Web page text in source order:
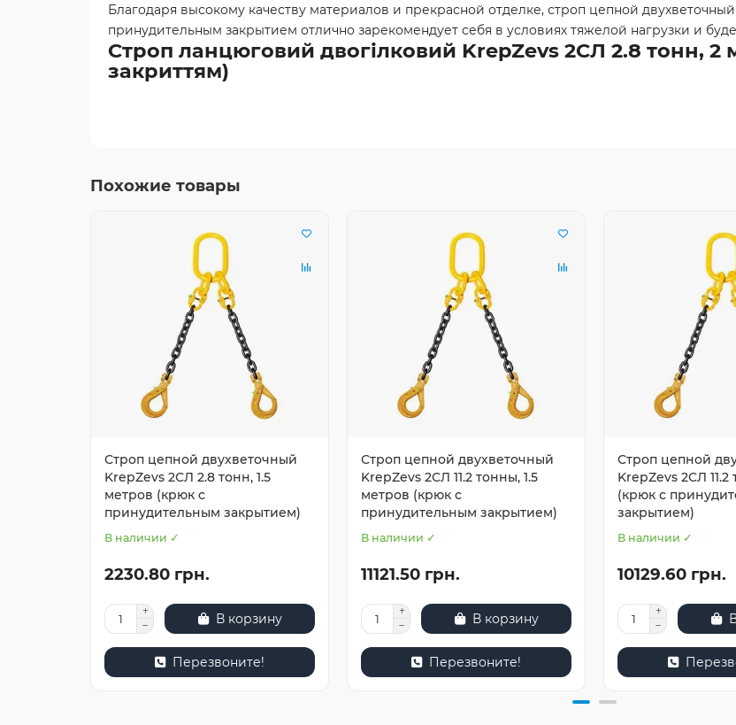
Благодаря высокому качеству материалов и прекрасной отделке, строп цепной
принудительным закрытием отлично зарекомендует себя в условиях тяжелой нагрузки и
Строп ланцюговий двогілковий KrepZevs 2СЛ 2.8 тонн, 2
закриттям)
Похожие товары
Строп цепной двухветочный
KrepZevs 2СЛ 2.8 тонн, 1.5
метров (крюк с
принудительным закрытием)
В наличии ✓
2230.80 грн.
В корзину
Перезвоните!
Строп цепной двухветочный
KrepZevs 2СЛ 11.2 тонны, 1.5
метров (крюк с
принудительным закрытием)
В наличии ✓
11121.50 грн.
В корзину
Перезвоните!
Строп цепной
KrepZevs 2СЛ 11.2
(крюк с
закрытием)
В наличии ✓
10129.60 грн.